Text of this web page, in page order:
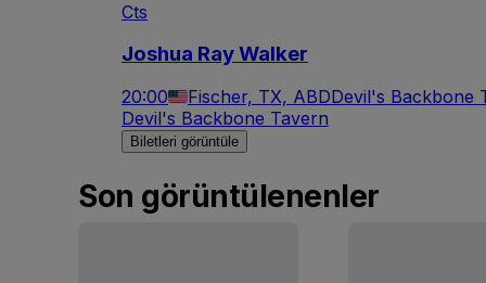
Cts
Joshua Ray Walker
20:00 Fischer, TX, ABDDevil's Backbone
Devil's Backbone Tavern
Biletleri görüntüle
Son görüntülenenler